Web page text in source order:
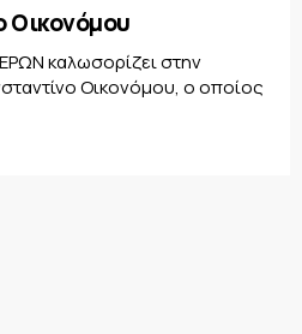
Οικονόμου
καλωσορίζει στην
Οικονόμου, ο οποίος